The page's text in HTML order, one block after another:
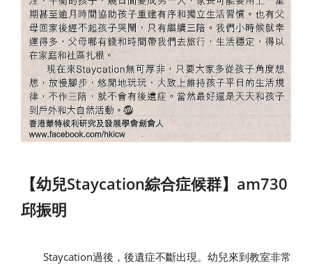
【幼兒Staycation綜合症候群】am730
邱振明
Staycation過後，後遺症不斷出現。幼兒來到教室非常